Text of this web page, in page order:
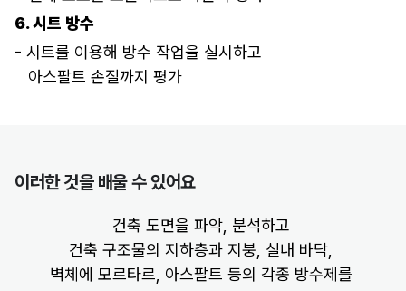
“오 그럼 그냥 페인트처럼 바르면
되는 거 아니야?”
간단해 보일 수 있지만
아무것도 모른 채로
방수제를 덕지덕지
발라서 될 일은 아니고요..
6. 시트 방수
- 시트를 이용해 방수 작업을 실시하고
아스팔트 손질까지 평가
이러한 것을 배울 수 있어요
건축 도면을 파악, 분석하고
건축 구조물의 지하층과 지붕, 실내 바닥,
벽체에 모르타르, 아스팔트 등의 각종 방수제를